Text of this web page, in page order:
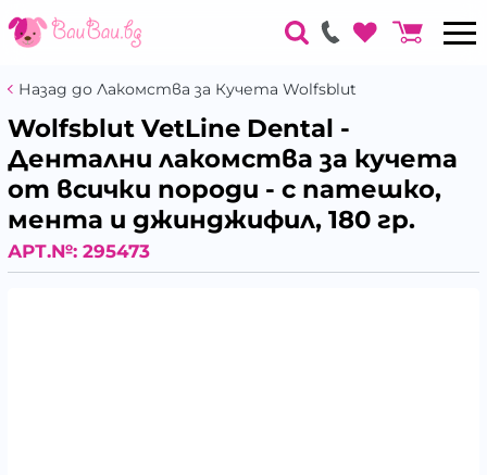
Назад до Лакомства за Кучета Wolfsblut
Wolfsblut VetLine Dental -
Дентални лакомства за кучета
от всички породи - с патешко,
мента и джинджифил, 180 гр.
АРТ.№: 295473